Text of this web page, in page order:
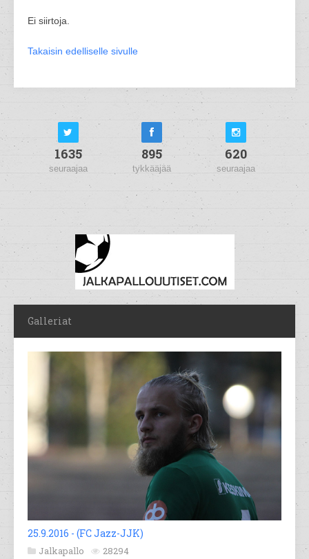
Ei siirtoja.
Takaisin edelliselle sivulle
1635
seuraajaa
895
tykkääjää
620
seuraajaa
Galleriat
25.9.2016 - (FC Jazz-JJK)
Jalkapallo 28294